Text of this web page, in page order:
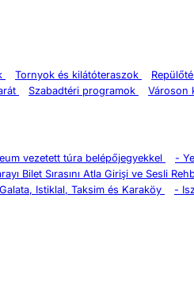
Tornyok és kilátóteraszok
Szabadtéri programok Városon
vezetett túra belépőjegyekkel -
Bilet Sırasını Atla Girişi ve Sesli
Istiklal, Taksim és Karaköy -